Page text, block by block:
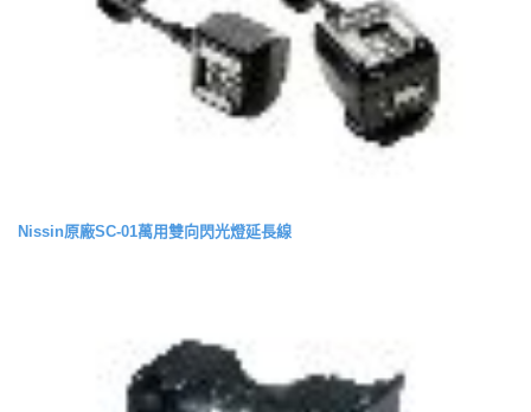
Nissin原廠SC-01萬用雙向閃光燈延長線